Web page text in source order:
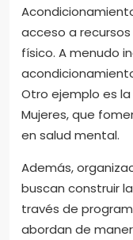
acceso a
físico. A menudo
Otro ejemplo es
Mujeres, que
en salud mental.
Además,
buscan construir
través de
abordan de